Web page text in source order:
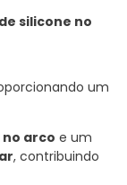
silicone no
um
arco e um
, contribuindo